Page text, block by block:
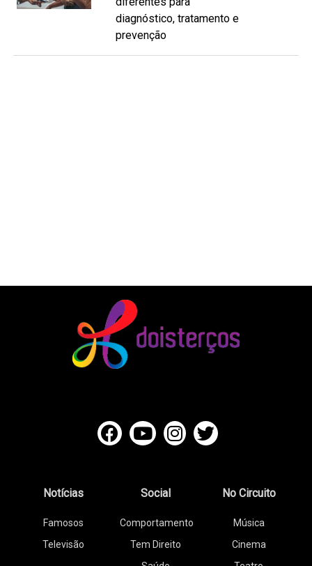
diagnóstico, tratamento e
prevenção
Notícias
Famosos
Televisão
Social
Comportamento
Tem Direito
No Circuito
Música
Cinema